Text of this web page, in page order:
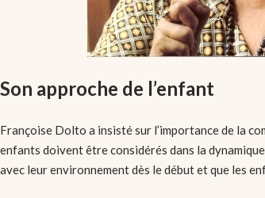
Son approche de l’enfant
Françoise Dolto a insisté sur l’importance de la
enfants doivent être considérés dans la
avec leur environnement dès le début et que les